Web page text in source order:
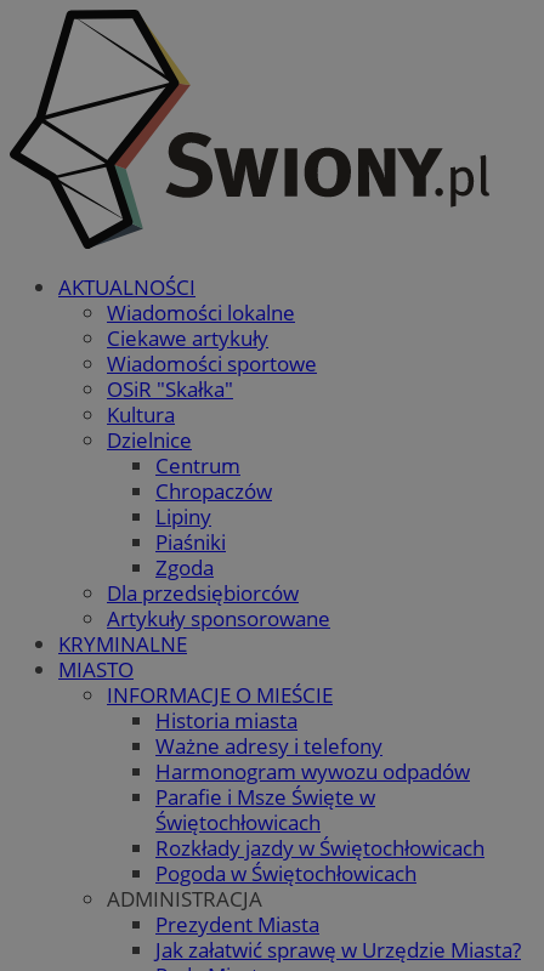
AKTUALNOŚCI
Wiadomości lokalne
Ciekawe artykuły
Wiadomości sportowe
OSiR "Skałka"
Kultura
Dzielnice
Centrum
Chropaczów
Lipiny
Piaśniki
Zgoda
Dla przedsiębiorców
Artykuły sponsorowane
KRYMINALNE
MIASTO
INFORMACJE O MIEŚCIE
Historia miasta
Ważne adresy i telefony
Harmonogram wywozu odpadów
Parafie i Msze Święte w
Świętochłowicach
Rozkłady jazdy w Świętochłowicach
Pogoda w Świętochłowicach
ADMINISTRACJA
Prezydent Miasta
Jak załatwić sprawę w Urzędzie Miasta?